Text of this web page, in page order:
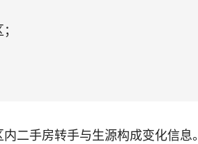
二手房转手与生源构成变化信息。